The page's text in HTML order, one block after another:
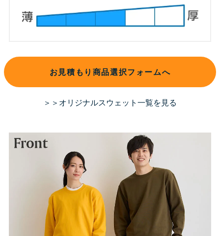
お見積もり商品選択フォームへ
＞＞オリジナルスウェット一覧を見る